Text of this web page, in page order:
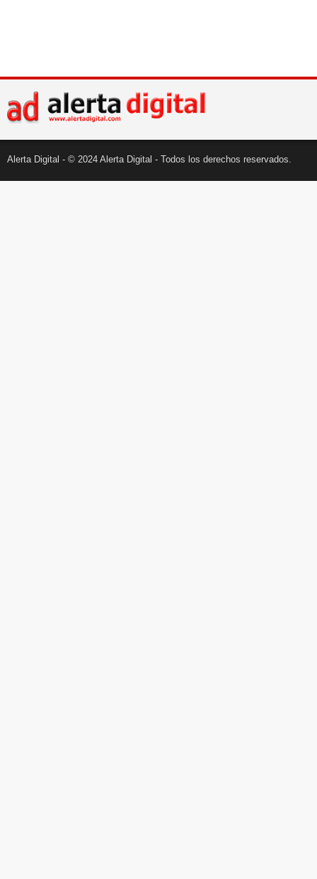
Alerta Digital - © 2024 Alerta Digital - Todos los derechos reservados.